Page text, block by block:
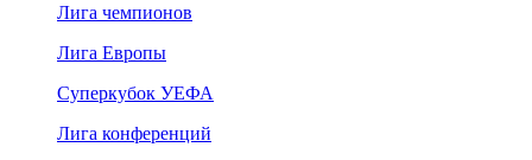
Лига чемпионов
Лига Европы
Суперкубок УЕФА
Лига конференций